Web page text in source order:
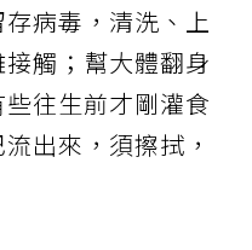
病毒，清洗、上
觸；幫大體翻身
往生前才剛灌食
出來，須擦拭，